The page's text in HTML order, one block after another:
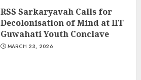
RSS Sarkaryavah Calls for
Decolonisation of Mind at IIT
Guwahati Youth Conclave
MARCH 23, 2026